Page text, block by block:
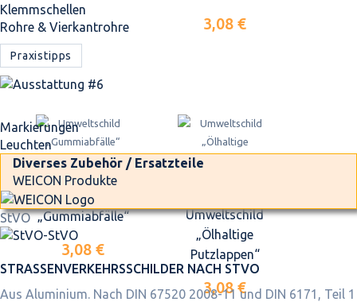
Klemmschellen
Rohre & Vierkantrohre
Praxistipps
Markierungen
Leuchten
Diverses Zubehör / Ersatzteile
WEICON Produkte
StVO
STRASSEN­VERKEHRS­SCHILDER NACH STVO
Aus Aluminium. Nach DIN 67520 2008-11 und DIN 6171, Teil 1
3,08 €
Umweltschild
„Gummiabfälle“
3,08 €
Umweltschild
„Ölhaltige
Putzlappen“
3,08 €